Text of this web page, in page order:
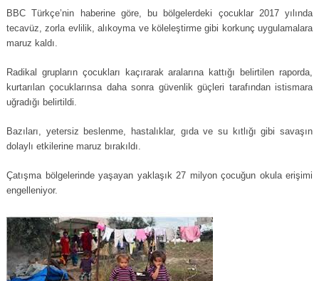
BBC Türkçe’nin haberine göre, bu bölgelerdeki çocuklar 2017 yılında
tecavüz, zorla evlilik, alıkoyma ve köleleştirme gibi korkunç uygulamalara
maruz kaldı.
Radikal grupların çocukları kaçırarak aralarına kattığı belirtilen raporda,
kurtarılan çocuklarınsa daha sonra güvenlik güçleri tarafından istismara
uğradığı belirtildi.
Bazıları, yetersiz beslenme, hastalıklar, gıda ve su kıtlığı gibi savaşın
dolaylı etkilerine maruz bırakıldı.
Çatışma bölgelerinde yaşayan yaklaşık 27 milyon çocuğun okula erişimi
engelleniyor.